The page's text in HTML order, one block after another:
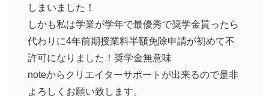
しまいました！
しかも私は学業が学年で最優秀で奨学金貰ったら
代わりに4年前期授業料半額免除申請が初めて不
許可になりました！奨学金無意味
noteからクリエイターサポートが出来るので是非
よろしくお願い致します。